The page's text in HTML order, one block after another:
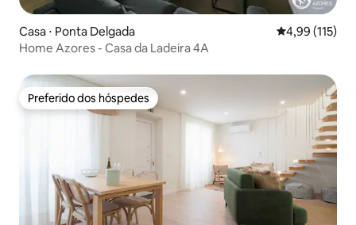
Casa ⋅ Ponta Delgada 4,99 de uma
4,99 (115)
Home Azores - Casa da Ladeira 4A
Preferido dos hóspedes
Preferido dos hóspedes